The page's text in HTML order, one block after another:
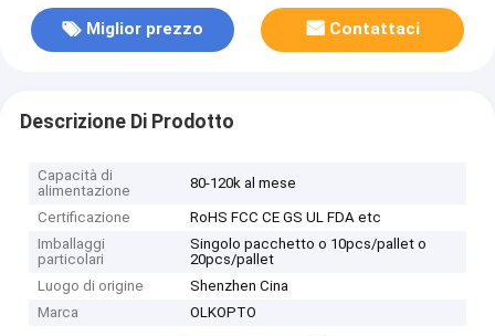
Miglior prezzo Contattaci
Descrizione Di Prodotto
Capacità di
alimentazione
80-120k al mese
Certificazione
RoHS FCC CE GS UL FDA etc
Imballaggi
particolari
Singolo pacchetto o 10pcs/pallet o
20pcs/pallet
Luogo di origine
Shenzhen Cina
Marca
OLKOPTO